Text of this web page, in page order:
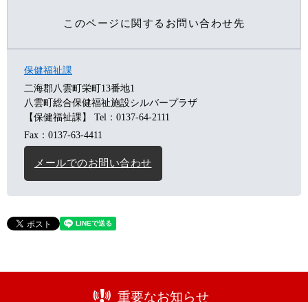
このページに関するお問い合わせ先
保健福祉課
二海郡八雲町栄町13番地1
八雲町総合保健福祉施設シルバープラザ
【保健福祉課】
Tel：0137-64-2111
Fax：0137-63-4411
メールでのお問い合わせ
重要なお知らせ